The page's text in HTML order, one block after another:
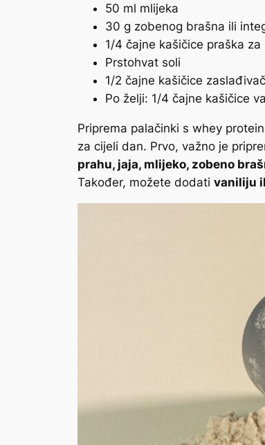
50 ml mlijeka
30 g zobenog brašna ili
1/4 čajne kašičice praška za
Prstohvat soli
1/2 čajne kašičice
Po želji: 1/4 čajne kašičice
Priprema palačinki s whey
za cijeli dan. Prvo, važno je
prahu, jaja, mlijeko, zobeno
Također, možete dodati vaniliju